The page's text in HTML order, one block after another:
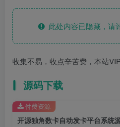
此处内容已隐藏，请
收集不易，收点辛苦费，本站
源码下载
付费资源